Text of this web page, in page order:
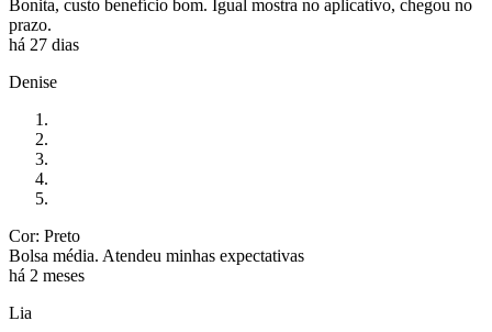
Bonita, custo benefício bom. Igual mostra no aplicativo, chegou no
prazo.
há 27 dias
Denise
Cor: Preto
Bolsa média. Atendeu minhas expectativas
há 2 meses
Lia